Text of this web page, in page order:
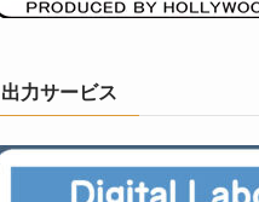
出力サービス